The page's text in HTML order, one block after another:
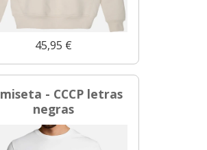
45,95 €
- CCCP letras
negras